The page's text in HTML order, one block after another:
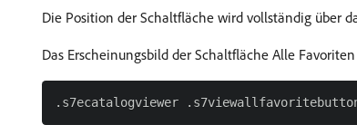
Die Position der Schaltfläche wird vollständig über
Das Erscheinungsbild der Schaltfläche Alle